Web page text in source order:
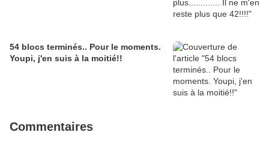
54 blocs terminés.. Pour le moments.
Youpi, j'en suis à la moitié!!
Commentaires